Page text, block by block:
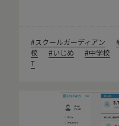
スクールガーディアン
校
いじめ 中学校
T